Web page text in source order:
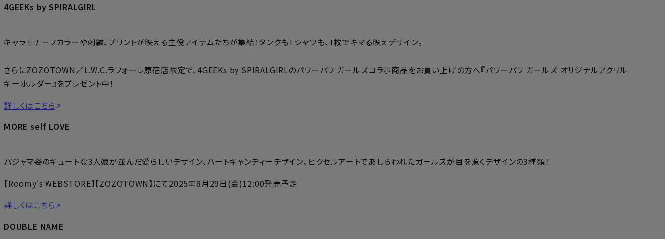
4GEEKs by SPIRALGIRL
キャラモチーフカラーや刺繍、プリントが映える主役アイテムたちが集結！タンクもTシャツも、1枚でキマる映えデザイン。
さらにZOZOTOWN／L.W.C.ラフォーレ原宿店限定で、4GEEKs by SPIRALGIRLのパワーパフ ガールズコラボ商品をお買い上げの方へ『パワーパフ ガールズ オリジナルアクリル
キーホルダー』をプレゼント中！
詳しくはこちら
MORE self LOVE
パジャマ姿のキュートな3人娘が並んだ愛らしいデザイン、ハートキャンディーデザイン、ピクセルアートであしらわれたガールズが目を惹くデザインの3種類！
【Roomy's WEBSTORE】【ZOZOTOWN】にて2025年8月29日(金)12:00発売予定
詳しくはこちら
DOUBLE NAME